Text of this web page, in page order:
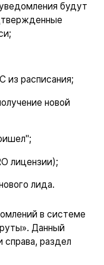
будут
из расписания;
новой
лицензии);
лида.
в системе
Данный
справа, раздел